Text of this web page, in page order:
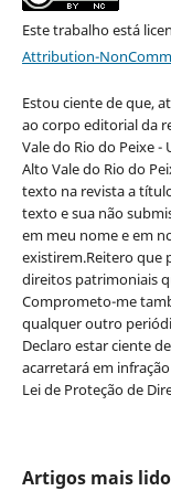
Este trabalho está
Attribution-
Estou ciente de que,
ao corpo editorial da
Vale do Rio do Peixe
Alto Vale do Rio do
texto na revista a
texto e sua não
em meu nome e em
existirem.Reitero que
direitos patrimoniais
Comprometo-me
qualquer outro
Declaro estar ciente
acarretará em
Lei de Proteção de
Artigos mais